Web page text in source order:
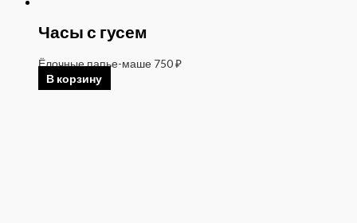
Часы с гусем
Ёлочные папье-маше 750₽
В корзину